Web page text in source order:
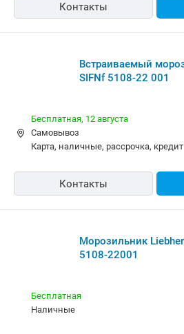
Контакты
Встраиваемый
SIFNf 5108-22 001
Бесплатная, 12 августа
Самовывоз
карта, наличные, рассрочка, кредит
Контакты
Морозильник
5108-22001
Бесплатная
наличные